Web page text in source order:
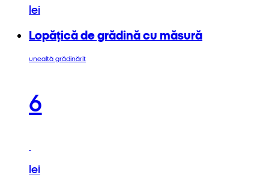
lei
Lopățică de grădină cu măsură
unealtă grădinărit
6
lei